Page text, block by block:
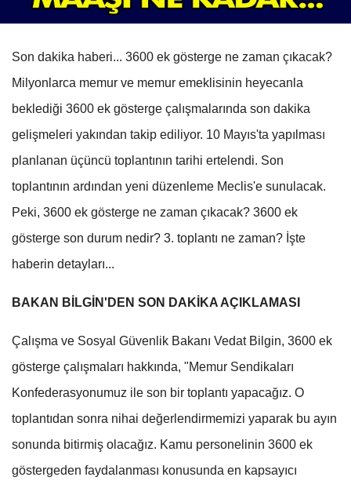
Son dakika haberi... 3600 ek gösterge ne zaman çıkacak?
Milyonlarca memur ve memur emeklisinin heyecanla
beklediği 3600 ek gösterge çalışmalarında son dakika
gelişmeleri yakından takip ediliyor. 10 Mayıs'ta yapılması
planlanan üçüncü toplantının tarihi ertelendi. Son
toplantının ardından yeni düzenleme Meclis'e sunulacak.
Peki, 3600 ek gösterge ne zaman çıkacak? 3600 ek
gösterge son durum nedir? 3. toplantı ne zaman? İşte
haberin detayları...
BAKAN BİLGİN'DEN SON DAKİKA AÇIKLAMASI
Çalışma ve Sosyal Güvenlik Bakanı Vedat Bilgin, 3600 ek
gösterge çalışmaları hakkında, "Memur Sendikaları
Konfederasyonumuz ile son bir toplantı yapacağız. O
toplantıdan sonra nihai değerlendirmemizi yaparak bu ayın
sonunda bitirmiş olacağız. Kamu personelinin 3600 ek
göstergeden faydalanması konusunda en kapsayıcı